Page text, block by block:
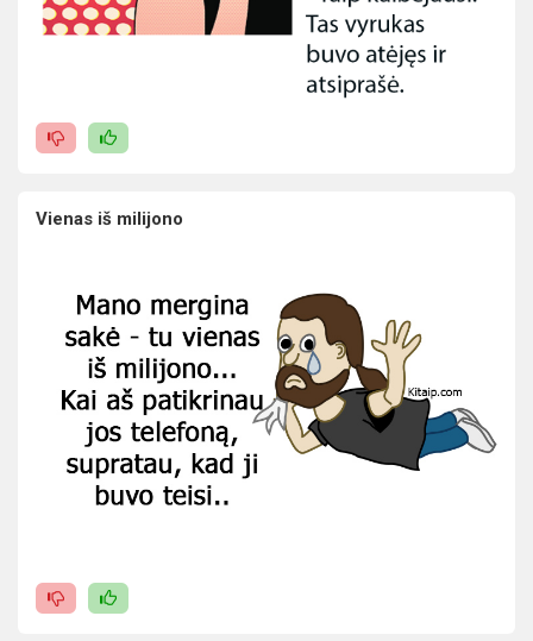
Vienas iš milijono